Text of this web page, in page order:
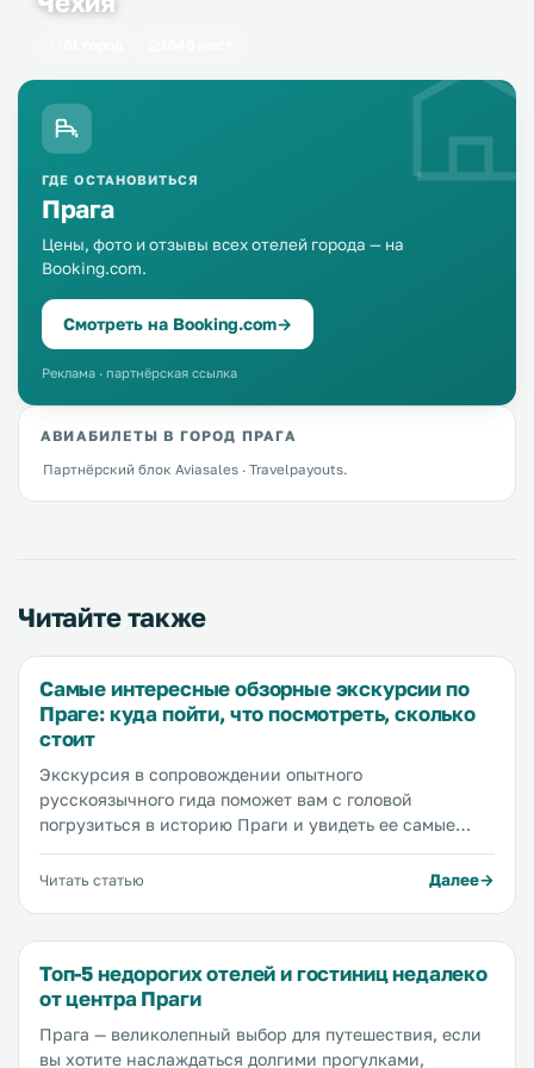
ГДЕ ОСТАНОВИТЬСЯ
Прага
Цены, фото и отзывы всех отелей города — на
Booking.com.
Смотреть на Booking.com→
Реклама · партнёрская ссылка
АВИАБИЛЕТЫ В ГОРОД ПРАГА
Партнёрский блок Aviasales · Travelpayouts.
Читайте также
Самые интересные обзорные экскурсии по
Праге: куда пойти, что посмотреть, сколько
стоит
Экскурсия в сопровождении опытного
русскоязычного гида поможет вам с головой
погрузиться в историю Праги и увидеть ее самые
яркие достопримечательности, а еще узнать больше о
характере чехов, чешских традициях и кухне. Кроме
корочкой и обратит ваше внимание на оригинальные
достопримечательности...
Читать статью Далее
Топ-5 недорогих отелей и гостиниц недалеко
от центра Праги
Прага — великолепный выбор для путешествия, если
вы хотите наслаждаться долгими прогулками,